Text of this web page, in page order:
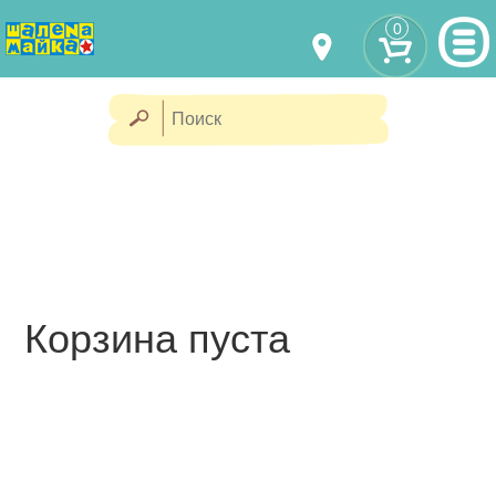
0
(067) 011 0404
ПОЛНАЯ ВЕРСИЯ САЙТА
Корзина пуста